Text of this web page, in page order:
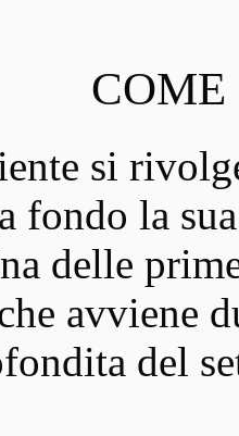
COME
si
fondo la
delle
avviene
del